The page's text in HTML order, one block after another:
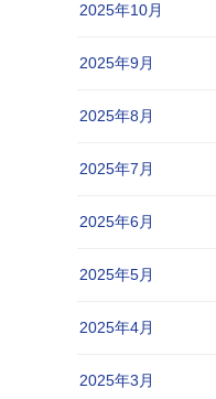
2025年10月
2025年9月
2025年8月
2025年7月
2025年6月
2025年5月
2025年4月
2025年3月